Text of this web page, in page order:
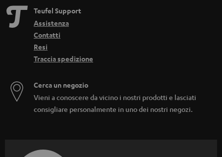
Teufel Support
Assistenza
Contatti
Resi
Traccia spedizione
Cerca un negozio
Vieni a conoscere da vicino i nostri prodotti e lasciati
consigliare personalmente in uno dei nostri negozi.